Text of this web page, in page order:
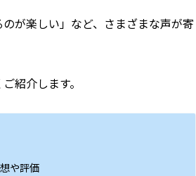
が楽しい」など、さまざまな声が寄
紹介します。
や評価